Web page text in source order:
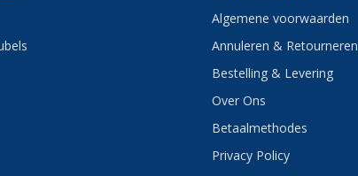
Algemene voorwaarden
Annuleren & Retourneren
Bestelling & Levering
Over Ons
Betaalmethodes
Privacy Policy